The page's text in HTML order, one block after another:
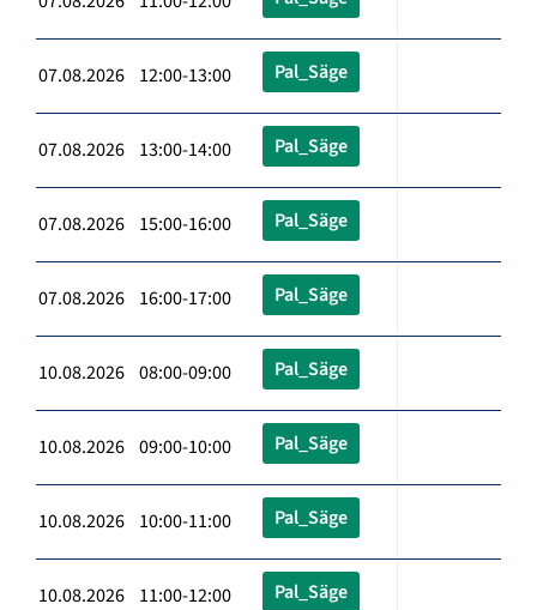
07.08.2026 12:00-13:00 Pal_Säge
07.08.2026 13:00-14:00 Pal_Säge
07.08.2026 15:00-16:00 Pal_Säge
07.08.2026 16:00-17:00 Pal_Säge
10.08.2026 08:00-09:00 Pal_Säge
10.08.2026 09:00-10:00 Pal_Säge
10.08.2026 10:00-11:00 Pal_Säge
10.08.2026 11:00-12:00 Pal_Säge